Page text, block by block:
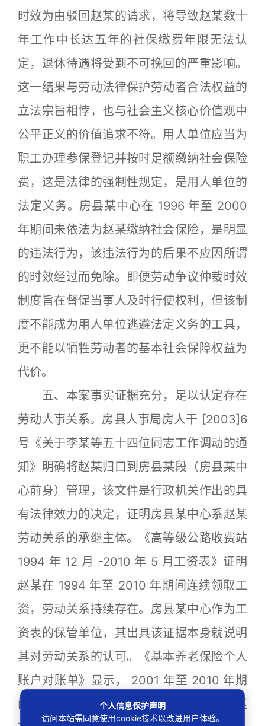
时效为由驳回赵某的请求，将导致赵某数十
年工作中长达五年的社保缴费年限无法认
定，退休待遇将受到不可挽回的严重影响。
这一结果与劳动法律保护劳动者合法权益的
立法宗旨相悖，也与社会主义核心价值观中
公平正义的价值追求不符。用人单位应当为
职工办理参保登记并按时足额缴纳社会保险
费，这是法律的强制性规定，是用人单位的
法定义务。房县某中心在 1996 年至 2000
年期间未依法为赵某缴纳社会保险，是明显
的违法行为，该违法行为的后果不应因所谓
的时效经过而免除。即便劳动争议仲裁时效
制度旨在督促当事人及时行使权利，但该制
度不能成为用人单位逃避法定义务的工具，
更不能以牺牲劳动者的基本社会保障权益为
代价。
五、本案事实证据充分，足以认定存在
劳动人事关系。房县人事局房人干 [2003]6
号《关于李某等五十四位同志工作调动的通
知》明确将赵某归口到房县某段（房县某中
心前身）管理，该文件是行政机关作出的具
有法律效力的决定，证明房县某中心系赵某
劳动关系的承继主体。《高等级公路收费站
1994 年 12 月 -2010 年 5 月工资表》证明
赵某在 1994 年至 2010 年期间连续领取工
资，劳动关系持续存在。房县某中心作为工
资表的保管单位，其出具该证据本身就说明
其对劳动关系的认可。《基本养老保险个人
账户对账单》显示， 2001 年至 2010 年期
间的缴费单位为公路局收费站，该单位与赵
个人信息保护声明
访问本站需同意使用cookie技术以改进用户体验。